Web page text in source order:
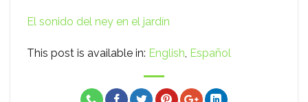
El sonido del ney en el jardín
This post is available in: English Español